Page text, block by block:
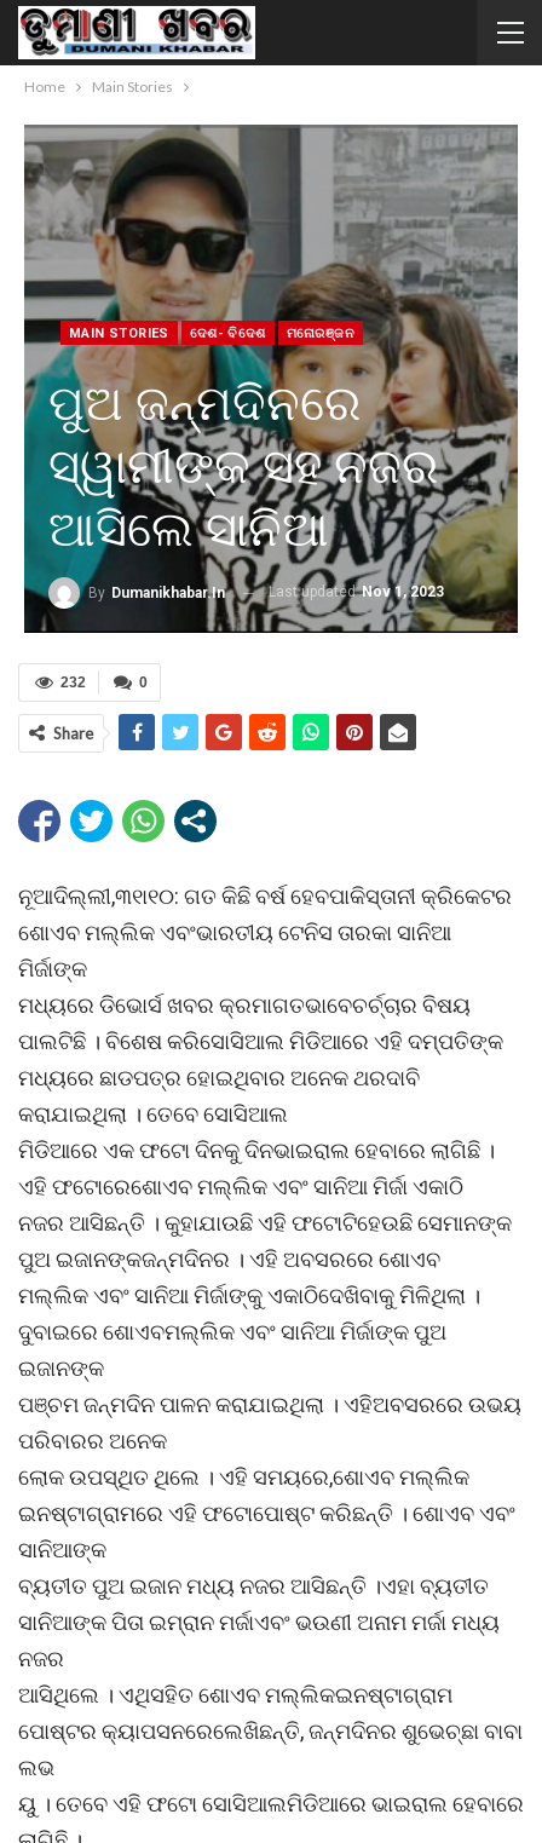
Home Main Stories
MAIN STORIES ଦେଶ- ବିଦେଶ ମନୋରଞ୍ଜନ
ପୁଅ ଜନ୍ମଦିନରେ
ସ୍ୱାମୀଙ୍କ ସହ ନଜର
ଆସିଲେ ସାନିଆ
By Dumanikhabar.in Last updatedNov 1, 2023
0
232
Share
ନୂଆଦିଲ୍ଲୀ,୩୧ା୧୦: ଗତ କିଛି ବର୍ଷ ହେବପାକିସ୍ତାନୀ କ୍ରିକେଟର
ଶୋଏବ ମଲ୍ଲିକ ଏବଂଭାରତୀୟ ଟେନିସ ତାରକା ସାନିଆ
ମିର୍ଜାଙ୍କ
ମଧ୍ୟରେ ଡିଭୋର୍ସ ଖବର କ୍ରମାଗତଭାବେଚର୍ଚ୍ଚାର ବିଷୟ
ପାଲଟିଛି । ବିଶେଷ କରିସୋସିଆଲ ମିଡିଆରେ ଏହି ଦମ୍ପତିଙ୍କ
ମଧ୍ୟରେ ଛାଡପତ୍ର ହୋଇଥିବାର ଅନେକ ଥରଦାବି
କରାଯାଇଥିଲା । ତେବେ ସୋସିଆଲ
ମିଡିଆରେ ଏକ ଫଟୋ ଦିନକୁ ଦିନଭାଇରାଲ ହେବାରେ ଲାଗିଛି ।
ଏହି ଫଟୋରେଶୋଏବ ମଲ୍ଲିକ ଏବଂ ସାନିଆ ମିର୍ଜା ଏକାଠି
ନଜର ଆସିଛନ୍ତି । କୁହାଯାଉଛି ଏହି ଫଟୋଟିହେଉଛି ସେମାନଙ୍କ
ପୁଅ ଇଜାନଙ୍କଜନ୍ମଦିନର । ଏହି ଅବସରରେ ଶୋଏବ
ମଲ୍ଲିକ ଏବଂ ସାନିଆ ମିର୍ଜାଙ୍କୁ ଏକାଠିଦେଖିବାକୁ ମିଳିଥିଲା ।
ଦୁବାଇରେ ଶୋଏବମଲ୍ଲିକ ଏବଂ ସାନିଆ ମିର୍ଜାଙ୍କ ପୁଅ
ଇଜାନଙ୍କ
ପଞ୍ଚମ ଜନ୍ମଦିନ ପାଳନ କରାଯାଇଥିଲା । ଏହିଅବସରରେ ଉଭୟ
ପରିବାରର ଅନେକ
ଲୋକ ଉପସ୍ଥିତ ଥିଲେ । ଏହି ସମୟରେ,ଶୋଏବ ମଲ୍ଲିକ
ଇନଷ୍ଟାଗ୍ରାମରେ ଏହି ଫଟୋପୋଷ୍ଟ କରିଛନ୍ତି । ଶୋଏବ ଏବଂ
ସାନିଆଙ୍କ
ବ୍ୟତୀତ ପୁଅ ଇଜାନ ମଧ୍ୟ ନଜର ଆସିଛନ୍ତି ।ଏହା ବ୍ୟତୀତ
ସାନିଆଙ୍କ ପିତା ଇମ୍ରାନ ମର୍ଜାଏବଂ ଭଉଣୀ ଅନାମ ମର୍ଜା ମଧ୍ୟ
ନଜର
ଆସିଥିଲେ । ଏଥିସହିତ ଶୋଏବ ମଲ୍ଲିକଇନଷ୍ଟାଗ୍ରାମ
ପୋଷ୍ଟର କ୍ୟାପସନରେଲେଖିଛନ୍ତି, ଜନ୍ମଦିନର ଶୁଭେଚ୍ଛା ବାବା
ଲଭ
ୟୁ । ତେବେ ଏହି ଫଟୋ ସୋସିଆଲମିଡିଆରେ ଭାଇରାଲ ହେବାରେ